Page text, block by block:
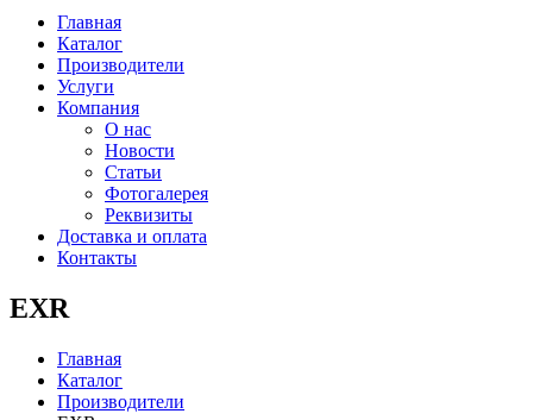
Главная
Каталог
Производители
Услуги
Компания
О нас
Новости
Статьи
Фотогалерея
Реквизиты
Доставка и оплата
Контакты
EXR
Главная
Каталог
Производители